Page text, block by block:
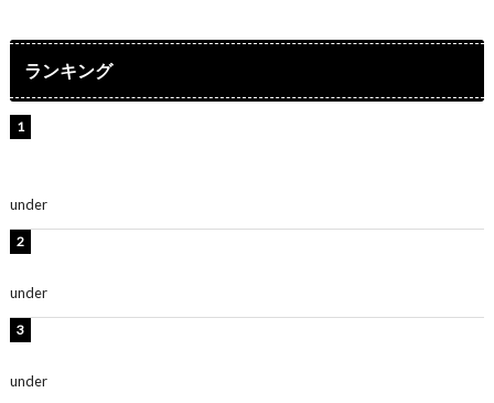
ランキング
under
under
under